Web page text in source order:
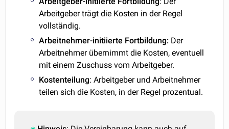
Arbeitgeber trägt die Kosten in der Regel
vollständig.
Arbeitnehmer-initiierte Fortbildung: Der
Arbeitnehmer übernimmt die Kosten, eventuell
mit einem Zuschuss vom Arbeitgeber.
Kostenteilung: Arbeitgeber und Arbeitnehmer
teilen sich die Kosten, in der Regel prozentual.